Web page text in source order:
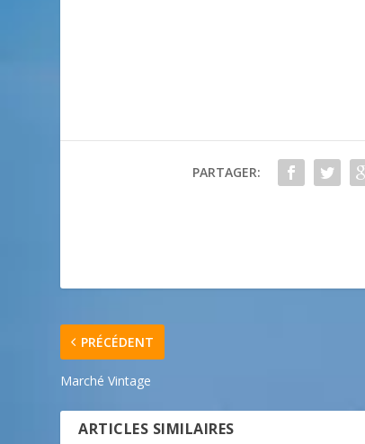
PARTAGER:
PRÉCÉDENT
Marché Vintage
ARTICLES SIMILAIRES